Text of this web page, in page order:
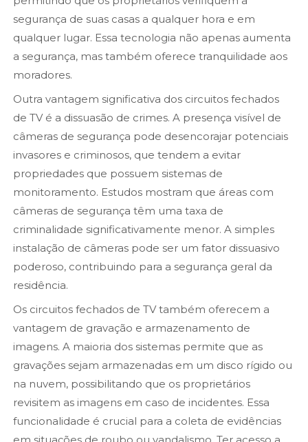
segurança de suas casas a qualquer hora e em
qualquer lugar. Essa tecnologia não apenas aumenta
a segurança, mas também oferece tranquilidade aos
moradores.
Outra vantagem significativa dos circuitos fechados
de TV é a dissuasão de crimes. A presença visível de
câmeras de segurança pode desencorajar potenciais
invasores e criminosos, que tendem a evitar
propriedades que possuem sistemas de
monitoramento. Estudos mostram que áreas com
câmeras de segurança têm uma taxa de
criminalidade significativamente menor. A simples
instalação de câmeras pode ser um fator dissuasivo
poderoso, contribuindo para a segurança geral da
residência.
Os circuitos fechados de TV também oferecem a
vantagem de gravação e armazenamento de
imagens. A maioria dos sistemas permite que as
gravações sejam armazenadas em um disco rígido ou
na nuvem, possibilitando que os proprietários
revisitem as imagens em caso de incidentes. Essa
funcionalidade é crucial para a coleta de evidências